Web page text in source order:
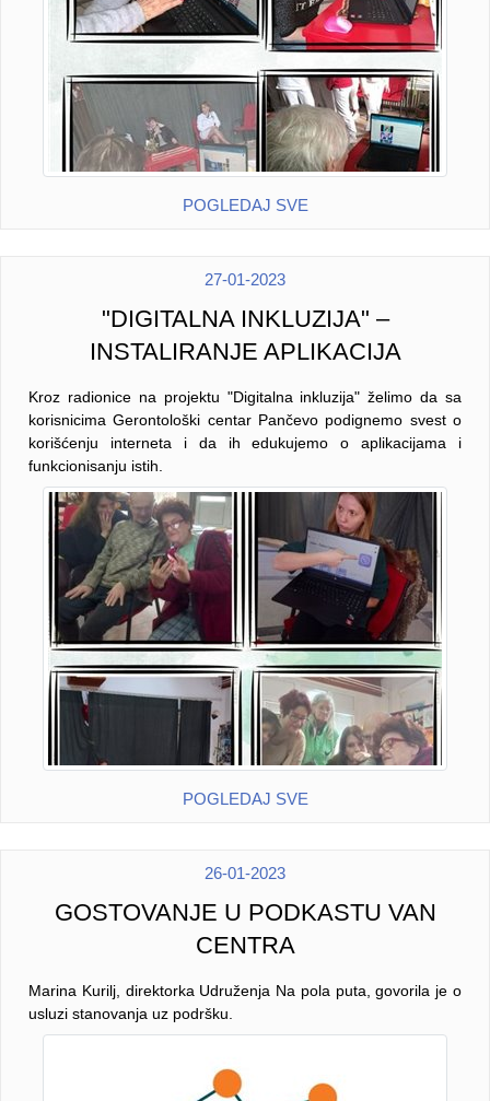
POGLEDAJ SVE
27-01-2023
"DIGITALNA INKLUZIJA" –
INSTALIRANJE APLIKACIJA
Kroz radionice na projektu "Digitalna inkluzija" želimo da sa
korisnicima Gerontološki centar Pančevo podignemo svest o
korišćenju interneta i da ih edukujemo o aplikacijama i
funkcionisanju istih.
POGLEDAJ SVE
26-01-2023
GOSTOVANJE U PODKASTU VAN
CENTRA
Marina Kurilj, direktorka Udruženja Na pola puta, govorila je o
usluzi stanovanja uz podršku.